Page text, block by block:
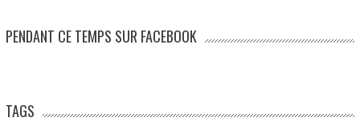
PENDANT CE TEMPS SUR FACEBOOK
TAGS